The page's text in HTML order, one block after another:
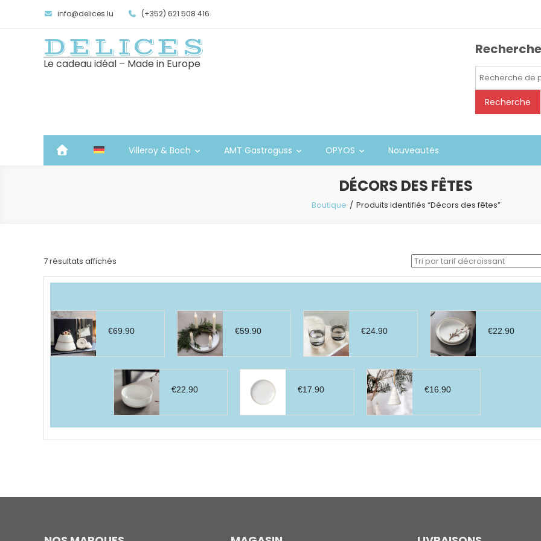
info@delices.lu (+352) 621 508 416
DELICES
Le cadeau idéal – Made in Europe
Recherche
Recherche
Recherche
Villeroy & Boch AMT Gastroguss OPYOS Nouveautés
DÉCORS DES FÊTES
Boutique Produits identifiés “Décors des fêtes”
7 résultats affichés
par
€69.90 €59.90 €24.90 €22.90
€22.90 €17.90 €16.90